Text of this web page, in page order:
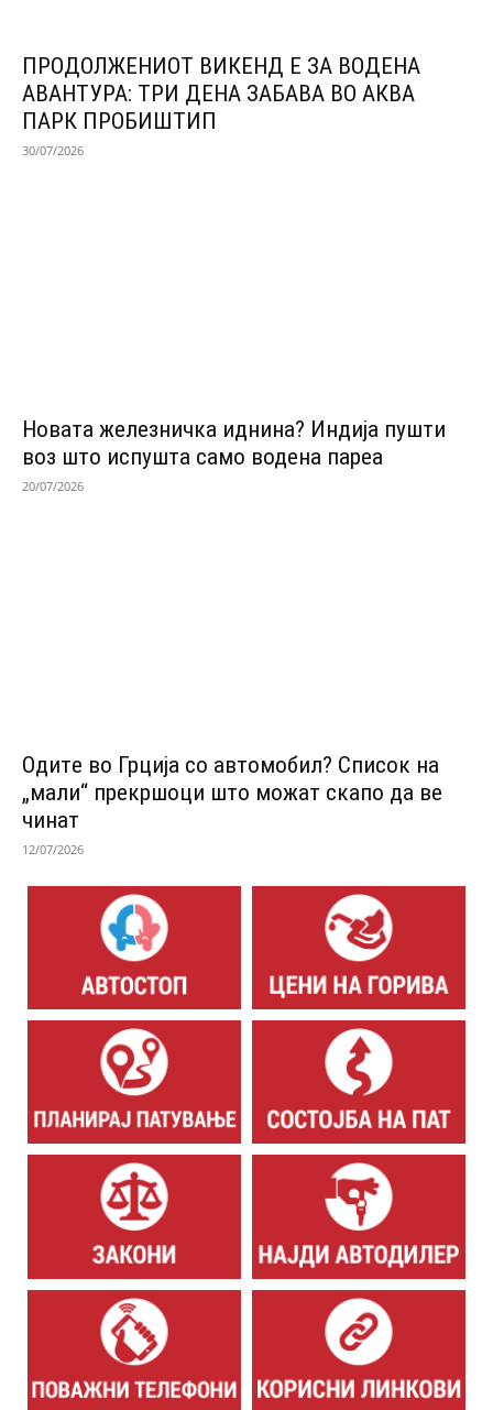
ПРОДОЛЖЕНИОТ ВИКЕНД Е ЗА ВОДЕНА
АВАНТУРА: ТРИ ДЕНА ЗАБАВА ВО АКВА
ПАРК ПРОБИШТИП
30/07/2026
Новата железничка иднина? Индија пушти
воз што испушта само водена пареа
20/07/2026
Одитe во Грција со автомобил? Список на
„мали“ прекршоци што можат скапо да ве
чинат
12/07/2026